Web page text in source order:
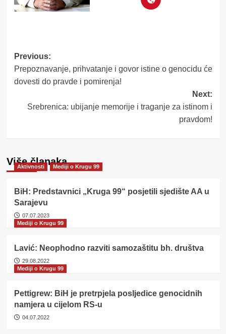
Post
navigation
Previous:
Prepoznavanje, prihvatanje i govor istine o genocidu će
dovesti do pravde i pomirenja!
Next:
Srebrenica: ubijanje memorije i traganje za istinom i
pravdom!
Više članaka
Aktivnosti Mediji o Krugu 99
BiH: Predstavnici „Kruga 99“ posjetili sjedište AA u
Sarajevu
07.07.2023
Mediji o Krugu 99
Lavić: Neophodno razviti samozaštitu bh. društva
29.08.2022
Mediji o Krugu 99
Pettigrew: BiH je pretrpjela posljedice genocidnih
namjera u cijelom RS-u
04.07.2022